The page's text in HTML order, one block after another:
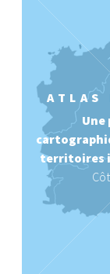
ATLAS
territoires